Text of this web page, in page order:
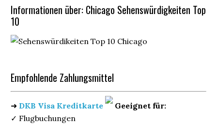
Informationen über: Chicago Sehenswürdigkeiten Top
10
Empfohlende Zahlungsmittel
➜ DKB Visa Kreditkarte
Geeignet für:
✓ Flugbuchungen